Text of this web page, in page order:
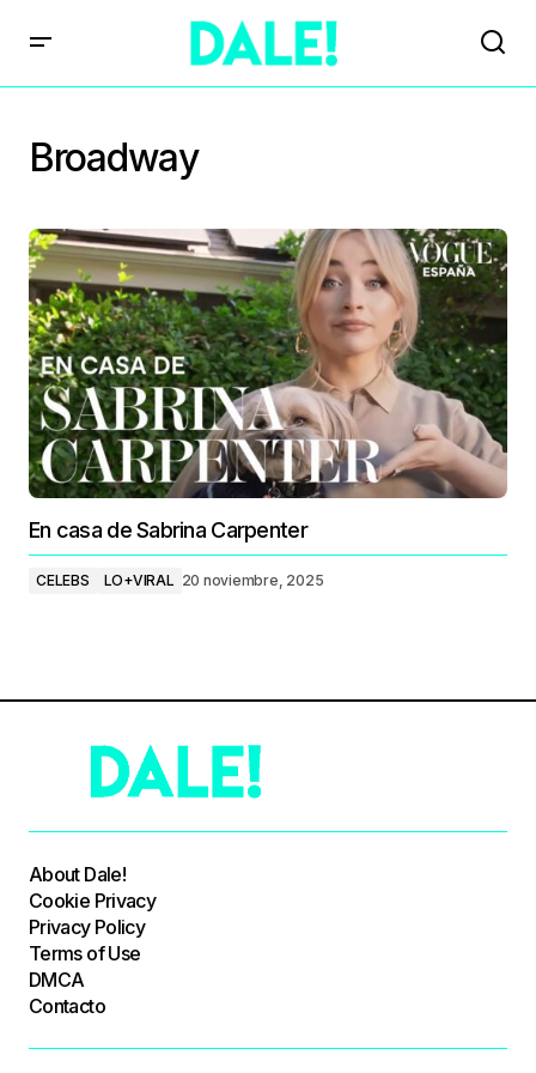
Broadway
En casa de Sabrina Carpenter
CELEBS LO+VIRAL 20 noviembre, 2025
About Dale!
Cookie Privacy
Privacy Policy
Terms of Use
DMCA
Contacto